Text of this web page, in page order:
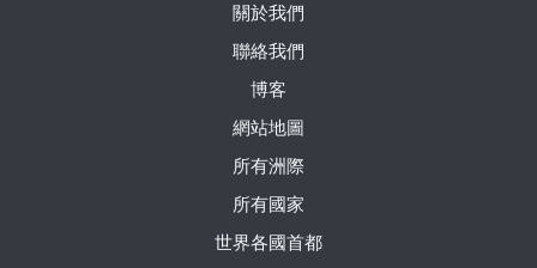
關於我們
聯絡我們
博客
網站地圖
所有洲際
所有國家
世界各國首都